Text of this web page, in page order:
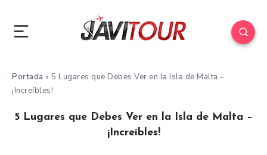
Portada » 5 Lugares que Debes Ver en la Isla de Malta –
¡Increíbles!
5 Lugares que Debes Ver en la Isla de Malta –
¡Increíbles!